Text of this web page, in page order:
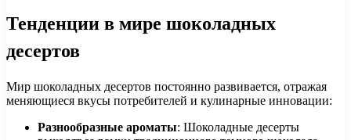
Тенденции в мире шоколадных
десертов
Мир шоколадных десертов постоянно развивается, отражая
меняющиеся вкусы потребителей и кулинарные инновации:
Разнообразные ароматы: Шоколадные десерты